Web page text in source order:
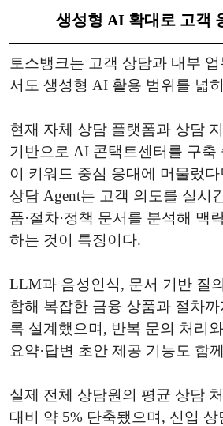
생성형 AI 확대로 고객
토스뱅크는 고객 상담과 내부
서도 생성형 AI 활용 범위를 넓
현재 자체 상담 플랫폼과 상담
기반으로 AI 콘택트센터를 구축
이 키워드 중심 응대에 머물렀
상담 Agent는 고객 의도를 실시
품·절차·정책 문서를 분석해 맥
하는 것이 특징이다.
LLM과 음성인식, 문서 기반 질
합해 복잡한 금융 상품과 절차
록 설계했으며, 반복 문의 처리
요약·답변 초안 제공 기능도 함
실제 전체 상담원의 평균 상담
대비 약 5% 단축됐으며, 신입 상